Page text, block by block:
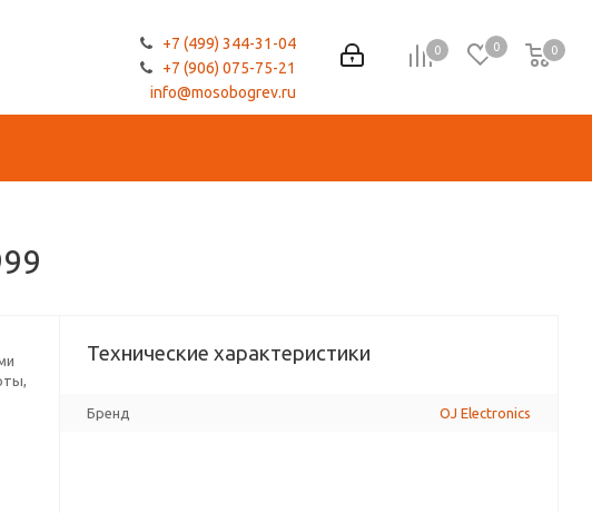
0 0 0
0
+7 (499) 344-31-04
+7 (906) 075-75-21
info@mosobogrev.ru
Технические характеристики
Бренд OJ Electronics